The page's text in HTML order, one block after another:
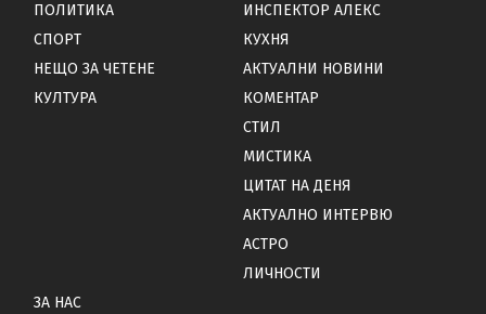
ПОЛИТИКА
СПОРТ
НЕЩО ЗА ЧЕТЕНЕ
КУЛТУРА
ИНСПЕКТОР АЛЕКС
КУХНЯ
АКТУАЛНИ НОВИНИ
КОМЕНТАР
СТИЛ
МИСТИКА
ЦИТАТ НА ДЕНЯ
АКТУАЛНО ИНТЕРВЮ
АСТРО
ЛИЧНОСТИ
ЗА НАС